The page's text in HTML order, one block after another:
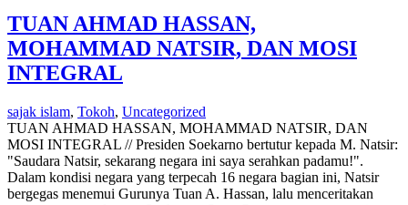
TUAN AHMAD HASSAN,
MOHAMMAD NATSIR, DAN MOSI
INTEGRAL
sajak islam, Tokoh, Uncategorized
TUAN AHMAD HASSAN, MOHAMMAD NATSIR, DAN
MOSI INTEGRAL // Presiden Soekarno bertutur kepada M. Natsir:
"Saudara Natsir, sekarang negara ini saya serahkan padamu!".
Dalam kondisi negara yang terpecah 16 negara bagian ini, Natsir
bergegas menemui Gurunya Tuan A. Hassan, lalu menceritakan